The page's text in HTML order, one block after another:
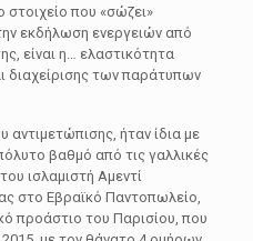
στοιχείο που «σώζει»
εκδήλωση ενεργειών από
είναι η… ελαστικότητα
διαχείρισης των παράτυπων
αντιμετώπισης, ήταν ίδια με
βαθμό από τις γαλλικές
ισλαμιστή Αμεντί
στο Εβραϊκό Παντοπωλείο,
προάστιο του Παρισίου, που